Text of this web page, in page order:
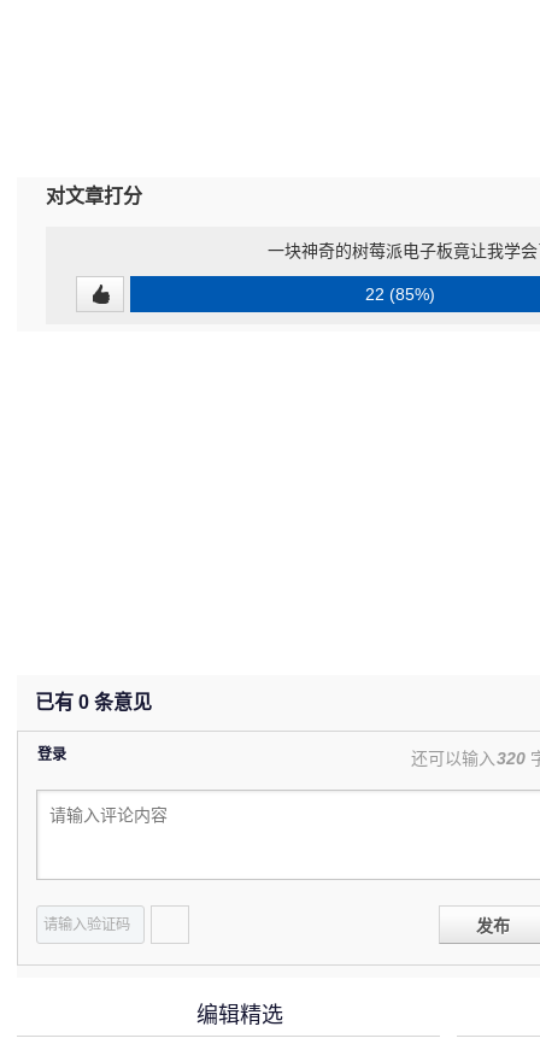
对文章打分
一块神奇的树莓派电子板竟让我学
22 (85%)
已有 0 条意见
登录 还可以输入320
发布
编辑精选